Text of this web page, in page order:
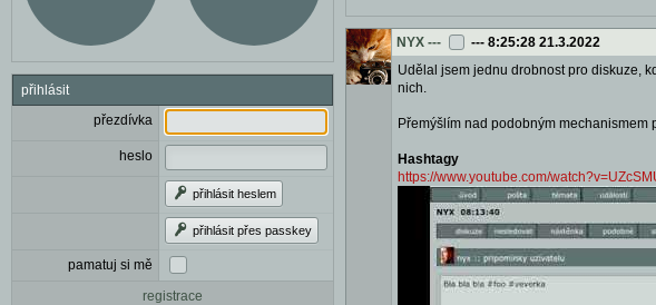
přihlásit
přezdívka
heslo
přihlásit heslem
přihlásit přes passkey
pamatuj si mě
registrace
NYX --- --- 8:25:28 21.3.2022
Udělal jsem jednu drobnost pro diskuze,
nich.
Přemýšlím nad podobným
Hashtagy
https://www.youtube.com/